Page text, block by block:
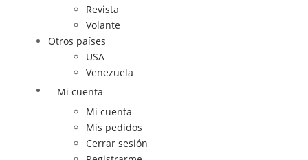
Revista
Volante
Otros países
USA
Venezuela
Mi cuenta
Mi cuenta
Mis pedidos
Cerrar sesión